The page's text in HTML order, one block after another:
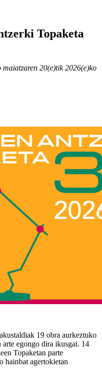
Topaketa
maiatzaren 20(e)tik 2026(e)ko
19 obra aurkeztuko
egongo dira ikusgai. 14
Topaketan parte
hainbat agertokietan